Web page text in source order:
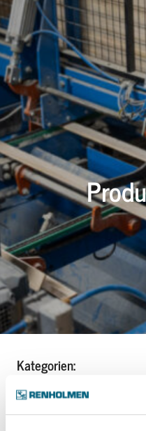
Kategorien:
Dry Sorting and Planing